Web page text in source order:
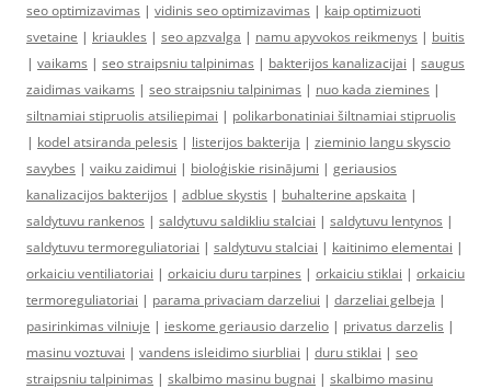
seo optimizavimas | vidinis seo optimizavimas | kaip optimizuoti
svetaine | kriaukles | seo apzvalga | namu apyvokos reikmenys | buitis
| vaikams | seo straipsniu talpinimas | bakterijos kanalizacijai | saugus
zaidimas vaikams | seo straipsniu talpinimas | nuo kada ziemines |
siltnamiai stipruolis atsiliepimai | polikarbonatiniai šiltnamiai stipruolis
| kodel atsiranda pelesis | listerijos bakterija | zieminio langu skyscio
savybes | vaiku zaidimui | bioloģiskie risinājumi | geriausios
kanalizacijos bakterijos | adblue skystis | buhalterine apskaita |
saldytuvu rankenos | saldytuvu saldikliu stalciai | saldytuvu lentynos |
saldytuvu termoreguliatoriai | saldytuvu stalciai | kaitinimo elementai |
orkaiciu ventiliatoriai | orkaiciu duru tarpines | orkaiciu stiklai | orkaiciu
termoreguliatoriai | parama privaciam darzeliui | darzeliai gelbeja |
pasirinkimas vilniuje | ieskome geriausio darzelio | privatus darzelis |
masinu voztuvai | vandens isleidimo siurbliai | duru stiklai | seo
straipsniu talpinimas | skalbimo masinu bugnai | skalbimo masinu